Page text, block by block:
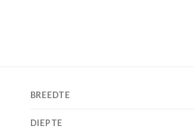
BREEDTE
DIEPTE